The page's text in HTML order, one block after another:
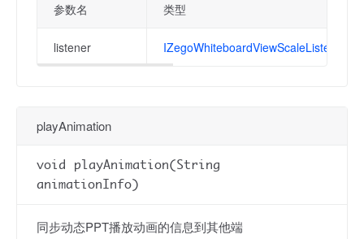
参数名 类型
listener IZegoWhiteboardViewScaleListener
playAnimation
void playAnimation(String
animationInfo)
同步动态PPT播放动画的信息到其他端